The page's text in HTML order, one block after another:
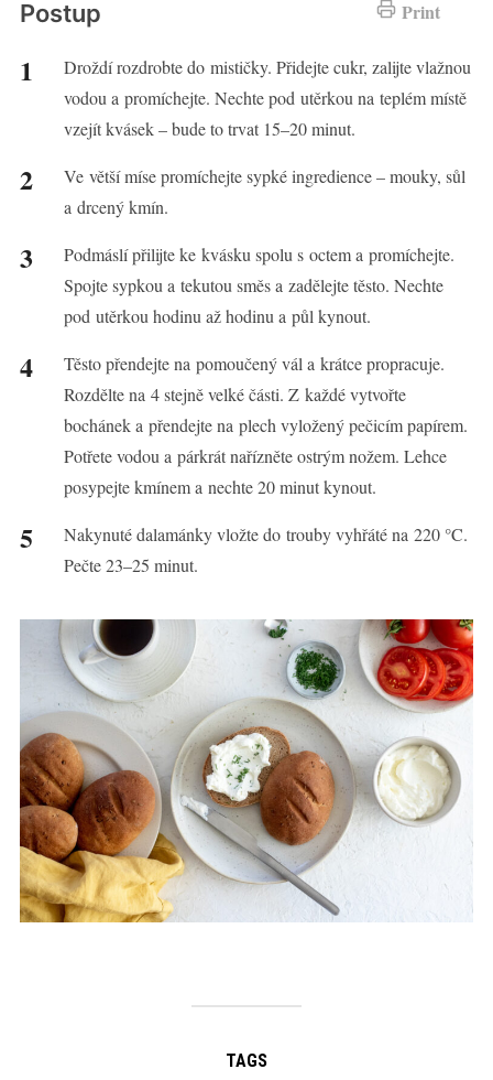
Print
Postup
Droždí rozdrobte do mističky. Přidejte cukr, zalijte vlažnou
vodou a promíchejte. Nechte pod utěrkou na teplém místě
vzejít kvásek – bude to trvat 15–20 minut.
Ve větší míse promíchejte sypké ingredience – mouky, sůl
a drcený kmín.
Podmáslí přilijte ke kvásku spolu s octem a promíchejte.
Spojte sypkou a tekutou směs a zadělejte těsto. Nechte
pod utěrkou hodinu až hodinu a půl kynout.
Těsto přendejte na pomoučený vál a krátce propracuje.
Rozdělte na 4 stejně velké části. Z každé vytvořte
bochánek a přendejte na plech vyložený pečicím papírem.
Potřete vodou a párkrát nařízněte ostrým nožem. Lehce
posypejte kmínem a nechte 20 minut kynout.
Nakynuté dalamánky vložte do trouby vyhřáté na 220 °C.
Pečte 23–25 minut.
TAGS